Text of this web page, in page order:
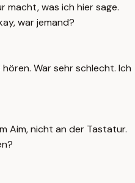
macht, was ich hier sage.
war jemand?
War sehr schlecht. Ich
Aim, nicht an der Tastatur.